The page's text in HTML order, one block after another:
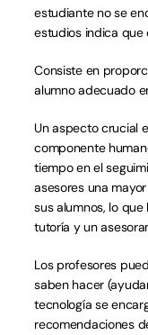
estudiante no se
estudios indica que
Consiste en
alumno adecuado
Un aspecto crucial
componente
tiempo en el
asesores una
sus alumnos, lo
tutoría y un
Los profesores
saben hacer
tecnología se
recomendaciones